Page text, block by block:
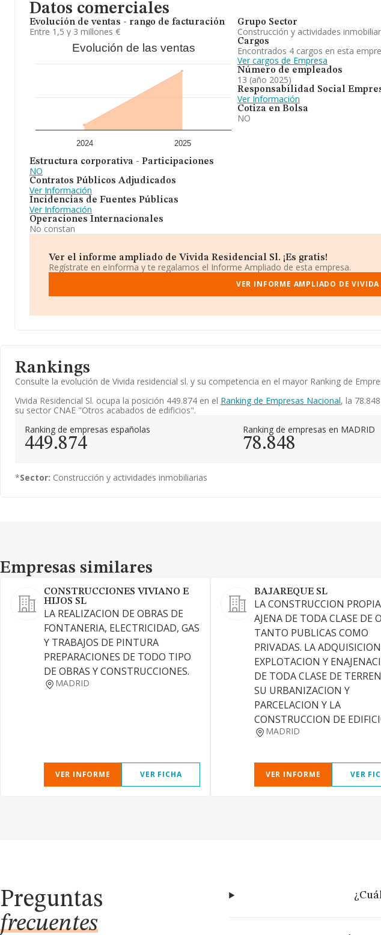
Datos comerciales
Evolución de ventas - rango de facturación
Entre 1,5 y 3 millones €
Evolución de las ventas
2024 2025
Estructura corporativa - Participaciones
NO
Contratos Públicos Adjudicados
Ver Información
Incidencias de Fuentes Públicas
Ver Información
Operaciones Internacionales
No constan
Grupo Sector
Construcción y actividades
Cargos
Encontrados 4 cargos en esta
Ver cargos de Empresa
Número de empleados
13 (año 2025)
Responsabilidad Social
Ver Información
Cotiza en Bolsa
NO
Ver el informe ampliado de Vivida Residencial Sl. ¡Es gratis!
Regístrate en eInforma y te regalamos el Informe Ampliado de esta empresa.
VER INFORME AMPLIADO DE VIVIDA
Rankings
Consulte la evolución de Vivida residencial sl. y su competencia en el mayor Ranking de
Vivida Residencial Sl. ocupa la posición 449.874 en el Ranking de Empresas Nacional, la
su sector CNAE "Otros acabados de edificios".
Ranking de empresas españolas
449.874
Ranking de empresas en MADRID
78.848
*Sector: Construcción y actividades inmobiliarias
Empresas similares
Empresas similares
CONSTRUCCIONES VIVIANO E
HIJOS SL
LA REALIZACION DE OBRAS DE
FONTANERIA, ELECTRICIDAD, GAS
Y TRABAJOS DE PINTURA
PREPARACIONES DE TODO TIPO
DE OBRAS Y CONSTRUCCIONES.
MADRID
VER INFORME VER FICHA
BAJAREQUE SL
LA CONSTRUCCION
AJENA DE TODA CLASE DE
TANTO PUBLICAS COMO
PRIVADAS. LA
EXPLOTACION Y
DE TODA CLASE DE
SU URBANIZACION Y
PARCELACION Y LA
CONSTRUCCION DE
MADRID
VER INFORME VER
Preguntas
frecuentes